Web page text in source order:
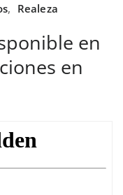
, Realeza
en
en